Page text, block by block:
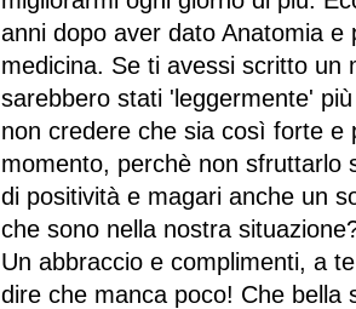
anni dopo aver dato Anatomia
medicina. Se ti avessi scritto un
sarebbero stati 'leggermente'
non credere che sia così forte e
momento, perchè non sfruttarlo
di positività e magari anche un
che sono nella nostra
Un abbraccio e complimenti, a
dire che manca poco! Che bella